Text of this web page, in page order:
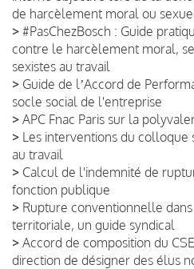
de harcèlement moral ou
> #PasChezBosch : Guide
contre le harcèlement moral,
sexistes au travail
> Guide de lʼAccord de
socle social de l'entreprise
> APC Fnac Paris sur la
> Les interventions du
au travail
> Calcul de l'indemnité de
fonction publique
> Rupture conventionnelle
territoriale, un guide syndical
> Accord de composition du
direction de désigner des élus